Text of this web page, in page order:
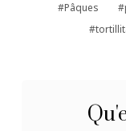
Pâques